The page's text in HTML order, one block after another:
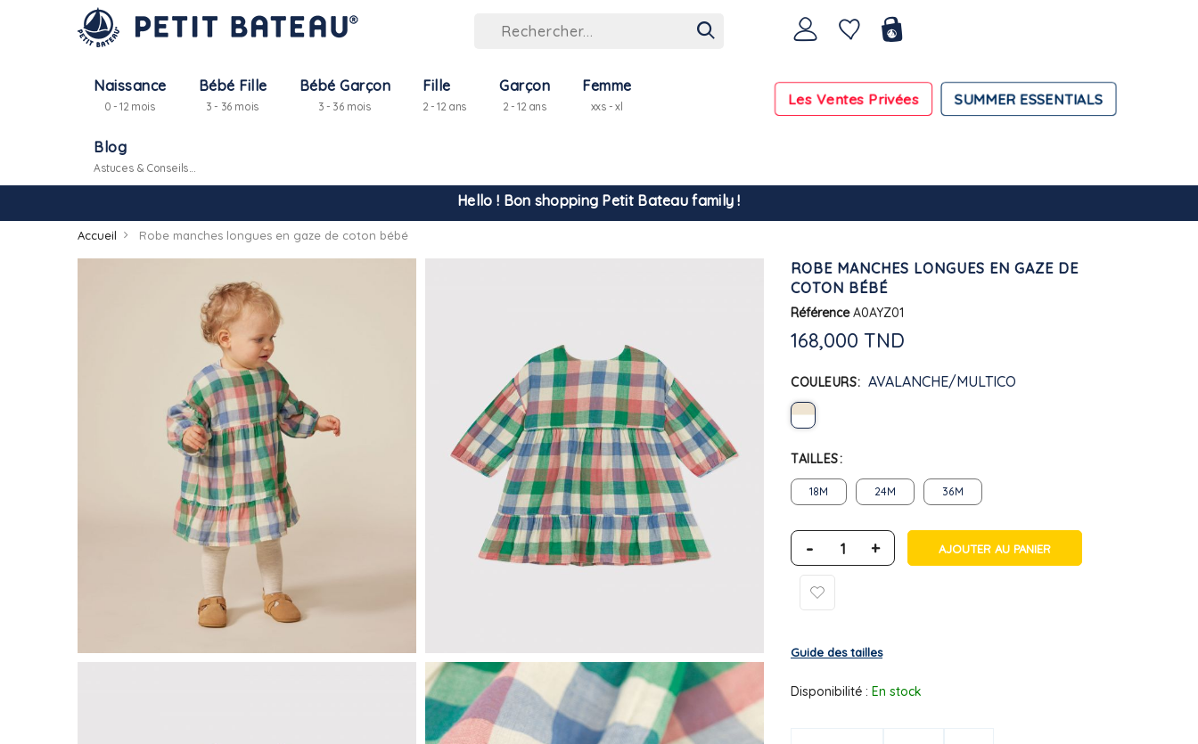
Naissance
0 - 12 mois
Bébé Fille
3 - 36 mois
Bébé Garçon
3 - 36 mois
Fille
2 - 12 ans
Garçon
2 - 12 ans
Femme
xxs - xl SUMMER ESSENTIALS
Les Ventes Privées
Blog
Astuces & Conseils...
La livraison est assurée partout en Tunisie !
-10% pour tout paiement par carte bancaire (hors promo)
Accueil Robe manches longues en gaze de coton bébé
ROBE MANCHES LONGUES EN GAZE DE
COTON BÉBÉ
Référence A0AYZ01
168,000 TND
COULEURS AVALANCHE/MULTICO
TAILLES
18M 24M 36M
- + AJOUTER AU PANIER
Guide des tailles
Disponibilité : En stock